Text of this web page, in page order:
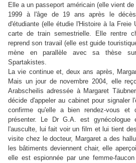
Elle a un passeport américain (elle vient
1999 à l'âge de 19 ans après le
d'étudiante (elle étudie l'Histoire à la Freie
carte de train semestrielle. Elle rentre
reprend son travail (elle est guide
mène en parallèle avec sa thèse
Spartakistes.
La vie continue et, deux ans après,
Mais un jour de novembre 2004, elle
Arabscheilis adressée à Margaret
décide d'appeler au cabinet pour signaler
confirme qu'elle a bien rendez-vous et
présenter. Le Dr G.A. est gynécologue
l'ausculte, lui fait voir un film et lui tient
visite chez le docteur, Margaret a des
les bâtiments deviennent chair, elle
elle est espionnée par une femme-